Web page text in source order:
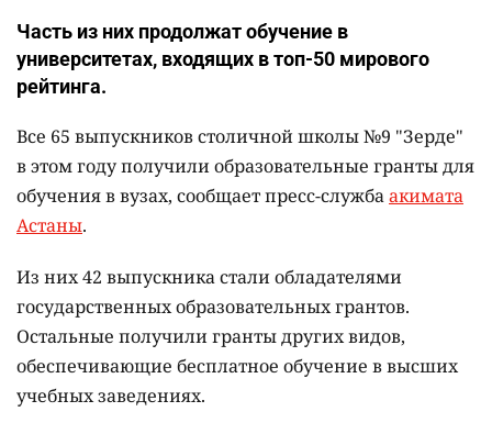
Часть из них продолжат обучение в
университетах, входящих в топ-50 мирового
рейтинга.
Все 65 выпускников столичной школы №9 "Зерде"
в этом году получили образовательные гранты для
обучения в вузах, сообщает пресс-службаакимата
Астаны.
Из них 42 выпускника стали обладателями
государственных образовательных грантов.
Остальные получили гранты других видов,
обеспечивающие бесплатное обучение в высших
учебных заведениях.